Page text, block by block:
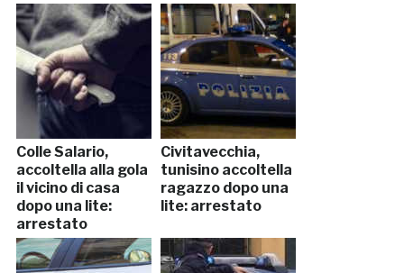
Colle Salario,
accoltella alla gola
il vicino di casa
dopo una lite:
arrestato
Civitavecchia,
tunisino accoltella
ragazzo dopo una
lite: arrestato